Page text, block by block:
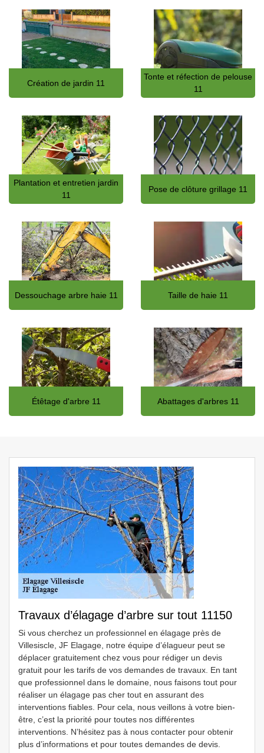
Création de jardin 11
Tonte et réfection de pelouse
11
Plantation et entretien jardin
11
Pose de clôture grillage 11
Dessouchage arbre haie 11 Taille de haie 11
Étêtage d'arbre 11 Abattages d'arbres 11
Travaux d’élagage d’arbre sur tout 11150
Si vous cherchez un professionnel en élagage près de
Villesiscle, JF Elagage, notre équipe d’élagueur peut se
déplacer gratuitement chez vous pour rédiger un devis
gratuit pour les tarifs de vos demandes de travaux. En tant
que professionnel dans le domaine, nous faisons tout pour
réaliser un élagage pas cher tout en assurant des
interventions fiables. Pour cela, nous veillons à votre bien-
être, c’est la priorité pour toutes nos différentes
interventions. N’hésitez pas à nous contacter pour obtenir
plus d’informations et pour toutes demandes de devis.